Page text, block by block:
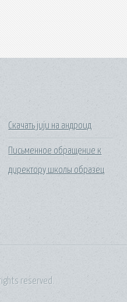
Скачать juju на андроид
Письменное обращение к
директору школы образец
reserved.